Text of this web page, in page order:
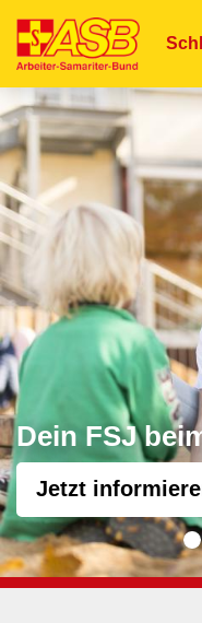
Dein FSJ
Jetzt